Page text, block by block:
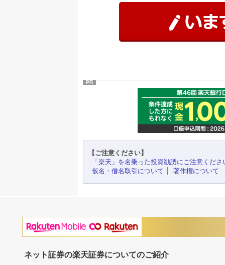
PR
【ご注意ください】
「楽天」を名乗った投資勧誘にご注意くださ
仮名・借名取引について
著作権について
ネット証券の楽天証券についてのご紹介